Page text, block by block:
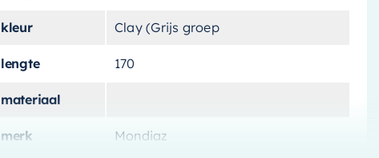
kleur Clay (Grijs groep
lengte 170
materiaal
merk Mondiaz